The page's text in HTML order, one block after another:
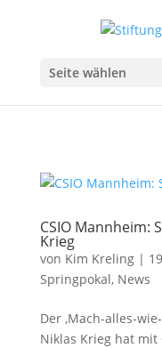
Seite wählen
CSIO Mannheim:
Krieg
von Kim Kreling|
Springpokal, News
Der ‚Mach-alles-
Niklas Krieg hat